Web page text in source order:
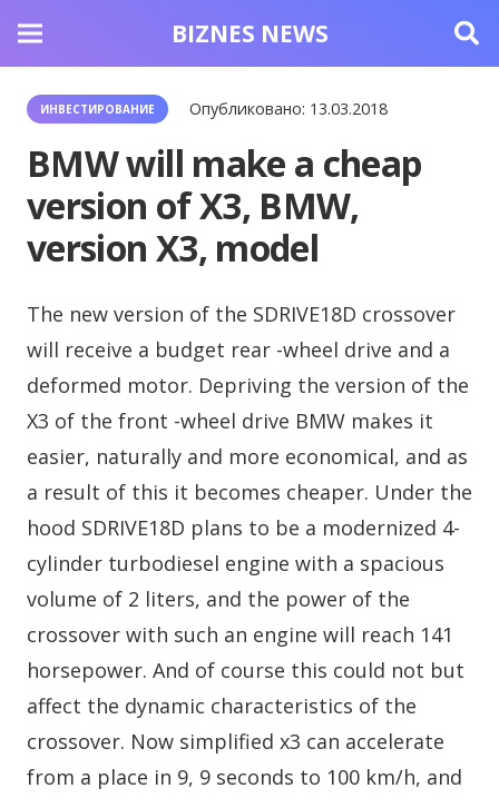
BIZNES NEWS
ИНВЕСТИРОВАНИЕ Опубликовано: 13.03.2018
BMW will make a cheap
version of X3, BMW,
version X3, model
The new version of the SDRIVE18D crossover
will receive a budget rear -wheel drive and a
deformed motor. Depriving the version of the
X3 of the front -wheel drive BMW makes it
easier, naturally and more economical, and as
a result of this it becomes cheaper. Under the
hood SDRIVE18D plans to be a modernized 4-
cylinder turbodiesel engine with a spacious
volume of 2 liters, and the power of the
crossover with such an engine will reach 141
horsepower. And of course this could not but
affect the dynamic characteristics of the
crossover. Now simplified x3 can accelerate
from a place in 9, 9 seconds to 100 km/h, and